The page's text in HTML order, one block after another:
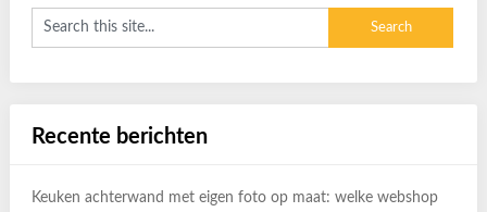
Recente berichten
Keuken achterwand met eigen foto op maat: welke webshop